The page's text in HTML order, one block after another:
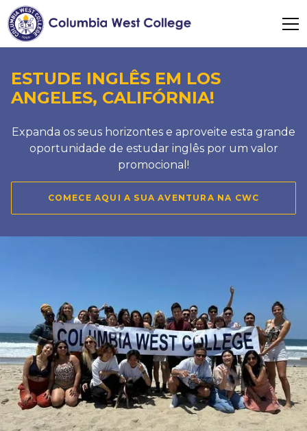
ESTUDE INGLÊS EM LOS
ANGELES, CALIFÓRNIA!
Expanda os seus horizontes e aproveite esta grande
oportunidade de estudar inglês por um valor
promocional!
COMECE AQUI A SUA AVENTURA NA CWC